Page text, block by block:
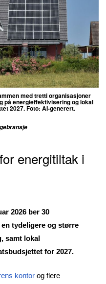
med tretti organisasjoner
på energieffektivisering og lokal
2027. Foto: AI-generert.
energitiltak i
2026 ber 30
tydeligere og større
samt lokal
for 2027.
kontor og flere